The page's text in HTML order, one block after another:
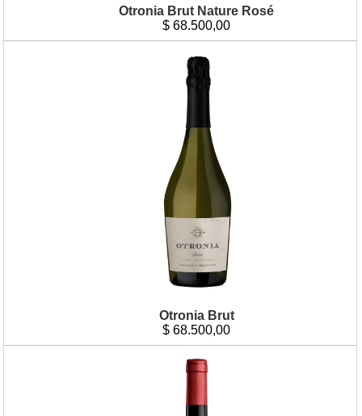
Otronia Brut Nature Rosé
$ 68.500,00
Otronia Brut
$ 68.500,00